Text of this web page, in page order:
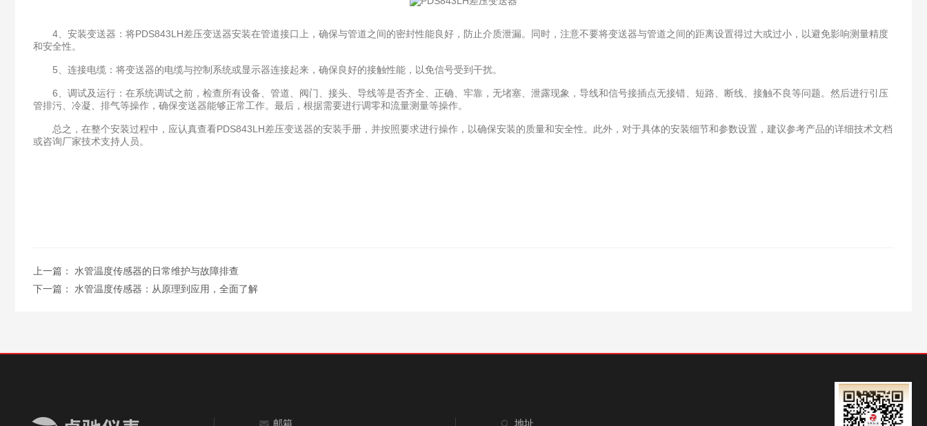
4、安装变送器：将PDS843LH差压变送器安装在管道接口上，确保与管道之间的密封性能良好，防止介质泄漏。同时，注意不要将变送器与管道之间的距离设置得过大或过小，以避免影响测量精度
和安全性。
5、连接电缆：将变送器的电缆与控制系统或显示器连接起来，确保良好的接触性能，以免信号受到干扰。
6、调试及运行：在系统调试之前，检查所有设备、管道、阀门、接头、导线等是否齐全、正确、牢靠，无堵塞、泄露现象，导线和信号接插点无接错、短路、断线、接触不良等问题。然后进行引压
管排污、冷凝、排气等操作，确保变送器能够正常工作。最后，根据需要进行调零和流量测量等操作。
总之，在整个安装过程中，应认真查看PDS843LH差压变送器的安装手册，并按照要求进行操作，以确保安装的质量和安全性。此外，对于具体的安装细节和参数设置，建议参考产品的详细技术文档
或咨询厂家技术支持人员。
上一篇： 水管温度传感器的日常维护与故障排查
下一篇： 水管温度传感器：从原理到应用，全面了解
邮箱 地址